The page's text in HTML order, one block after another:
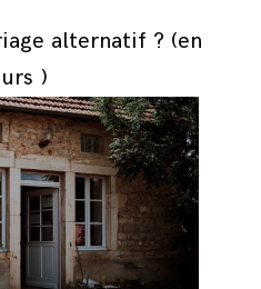
alternatif ? (en
)